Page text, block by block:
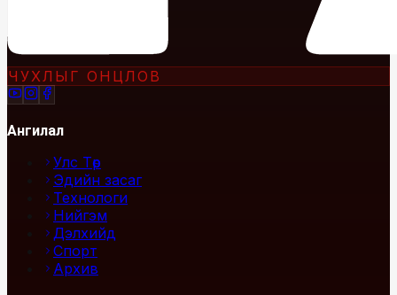
ЧУХЛЫГ ОНЦЛОВ
Ангилал
Улс Төр
Эдийн засаг
Технологи
Нийгэм
Дэлхийд
Спорт
Архив